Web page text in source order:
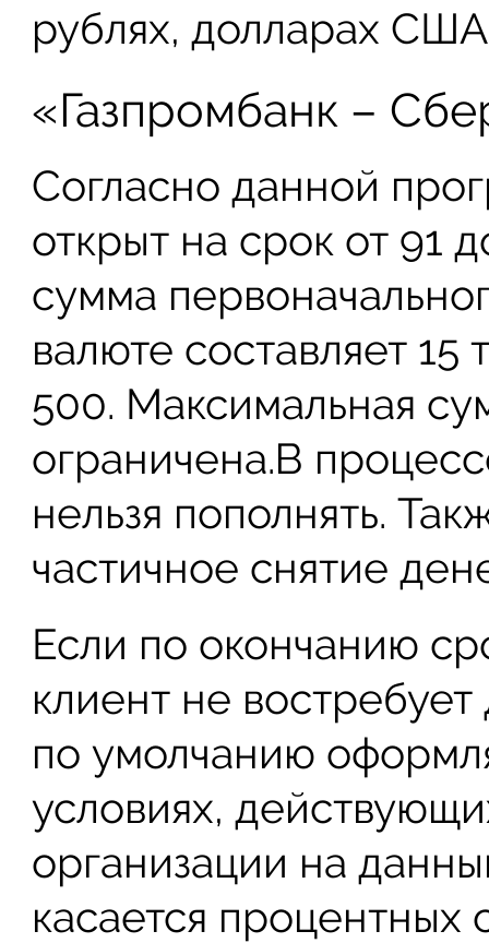
рублях, долларах
«Газпромбанк –
Согласно данной
открыт на срок от 91
сумма
валюте составляет 15
500. Максимальная
ограничена.В
нельзя пополнять.
частичное снятие
Если по окончанию
клиент не
по умолчанию
условиях,
организации на
касается процентных